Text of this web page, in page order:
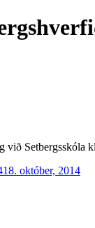
Setbergsskóla
18. október, 2014